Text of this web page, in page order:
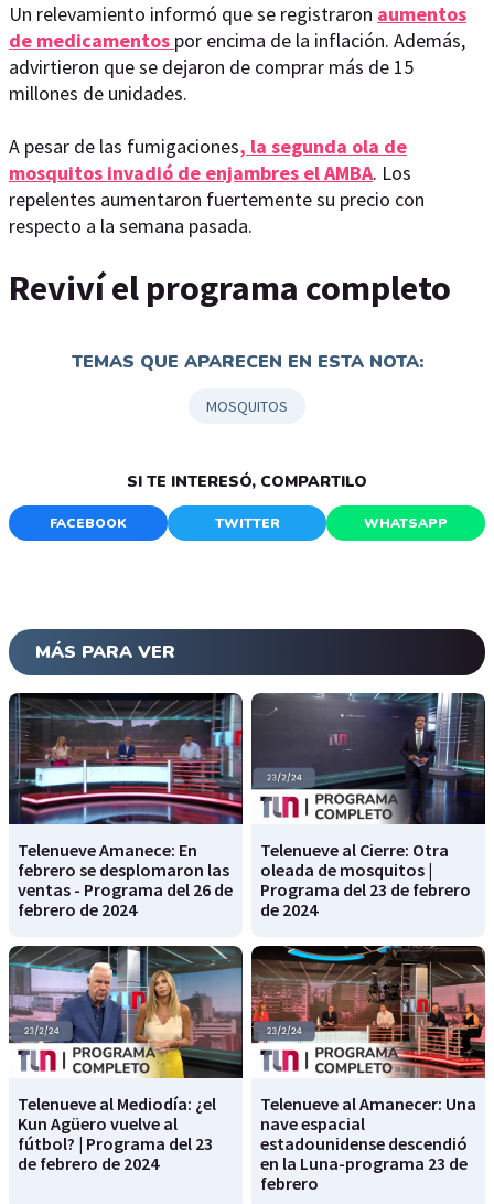
Un relevamiento informó que se registraron aumentos
de medicamentos por encima de la inflación. Además,
advirtieron que se dejaron de comprar más de 15
millones de unidades.
A pesar de las fumigaciones, la segunda ola de
mosquitos invadió de enjambres el AMBA. Los
repelentes aumentaron fuertemente su precio con
respecto a la semana pasada.
Reviví el programa completo
TEMAS QUE APARECEN EN ESTA NOTA:
MOSQUITOS
SI TE INTERESÓ, COMPARTILO
FACEBOOK TWITTER WHATSAPP
MÁS PARA VER
Telenueve Amanece: En
febrero se desplomaron las
ventas - Programa del 26 de
febrero de 2024
Telenueve al Cierre: Otra
oleada de mosquitos |
Programa del 23 de febrero
de 2024
Telenueve al Mediodía: ¿el
Kun Agüero vuelve al
fútbol? | Programa del 23
de febrero de 2024
Telenueve al Amanecer: Una
nave espacial
estadounidense descendió
en la Luna-programa 23 de
febrero